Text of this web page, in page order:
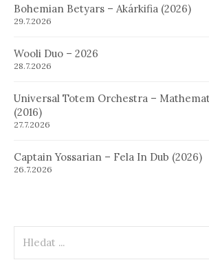
Bohemian Betyars – Akárkifia (2026)
29.7.2026
Wooli Duo – 2026
28.7.2026
Universal Totem Orchestra –
(2016)
27.7.2026
Captain Yossarian – Fela In Dub (2026)
26.7.2026